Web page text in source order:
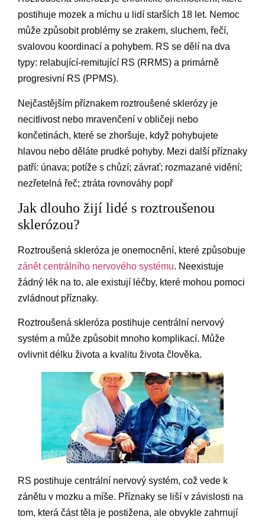
postihuje mozek a míchu u lidí starších 18 let. Nemoc
může způsobit problémy se zrakem, sluchem, řečí,
svalovou koordinací a pohybem. RS se dělí na dva
typy: relabující-remitující RS (RRMS) a primárně
progresivní RS (PPMS).
Nejčastějším příznakem roztroušené sklerózy je
necitlivost nebo mravenčení v obličeji nebo
končetinách, které se zhoršuje, když pohybujete
hlavou nebo děláte prudké pohyby. Mezi další příznaky
patří: únava; potíže s chůzí; závrať; rozmazané vidění;
nezřetelná řeč; ztráta rovnováhy popř
Jak dlouho žijí lidé s roztroušenou
sklerózou?
Roztroušená skleróza je onemocnění, které způsobuje
zánět centrálního nervového systému. Neexistuje
žádný lék na to, ale existují léčby, které mohou pomoci
zvládnout příznaky.
Roztroušená skleróza postihuje centrální nervový
systém a může způsobit mnoho komplikací. Může
ovlivnit délku života a kvalitu života člověka.
RS postihuje centrální nervový systém, což vede k
zánětu v mozku a míše. Příznaky se liší v závislosti na
tom, která část těla je postižena, ale obvykle zahrnují